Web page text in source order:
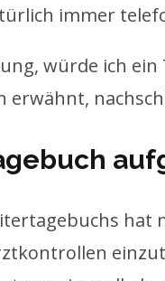
immer
würde ich
erwähnt,